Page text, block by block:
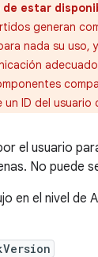
estar
generan
nada su uso,
ID del usuario
el usuario
No puede
en el nivel de